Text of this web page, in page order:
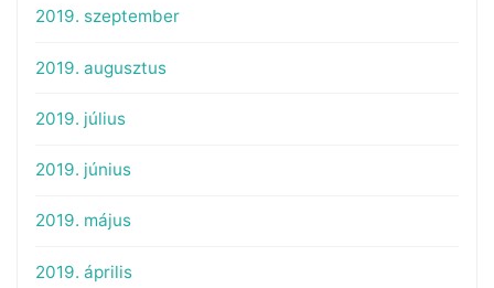
2019. szeptember
2019. augusztus
2019. július
2019. június
2019. május
2019. április